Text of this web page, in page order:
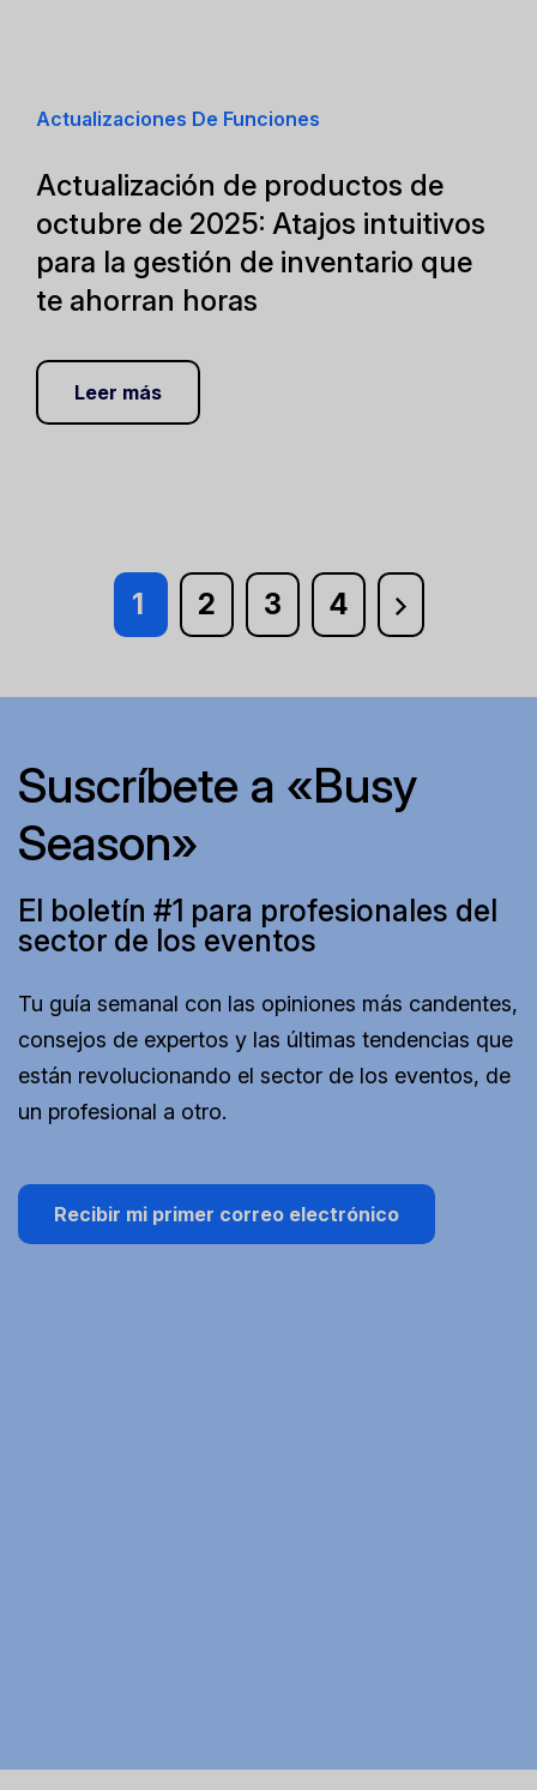
Actualizaciones De Funciones
Actualización de productos de
octubre de 2025: Atajos intuitivos
para la gestión de inventario que
te ahorran horas
Leer más
1 2 3 4
Suscríbete a «Busy
Season»
El boletín #1 para profesionales del
sector de los eventos
Tu guía semanal con las opiniones más candentes,
consejos de expertos y las últimas tendencias que
están revolucionando el sector de los eventos, de
un profesional a otro.
Recibir mi primer correo electrónico